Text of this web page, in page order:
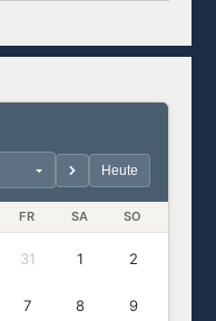
Heute
FR SA SO
31 1 2
7 8 9